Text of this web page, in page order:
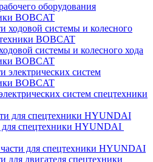
оборудования
BOBCAT
системы и колесного хода
BOBCAT
систем спецтехники
для спецтехники HYUNDAI
для спецтехники HYUNDAI